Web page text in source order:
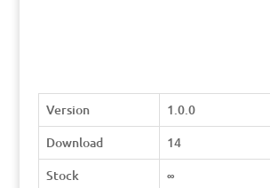
Version
1.0.0
Download
14
Stock
∞